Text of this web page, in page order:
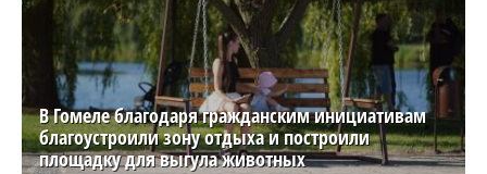
В Гомеле благодаря гражданским инициативам
благоустроили зону отдыха и построили
площадку для выгула животных